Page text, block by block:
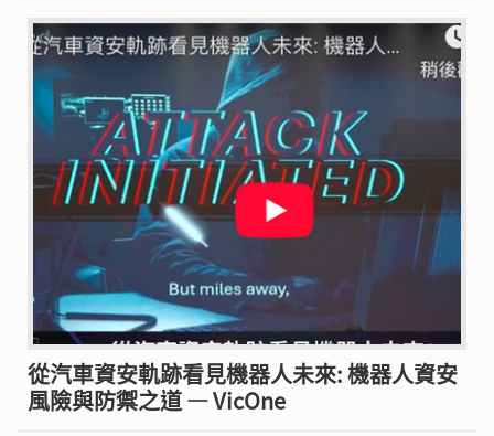
從汽車資安軌跡看見機器人未來: 機器人資安
風險與防禦之道 — VicOne